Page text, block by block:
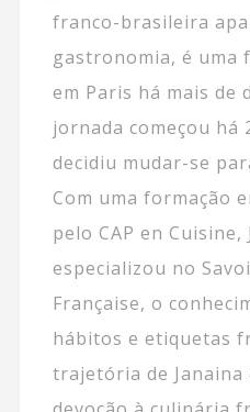
franco-brasileira
gastronomia, é uma
em Paris há mais de
jornada começou há
decidiu mudar-se
Com uma formação
pelo CAP en
especializou no
Française, o
hábitos e etiquetas
trajetória de Janaina